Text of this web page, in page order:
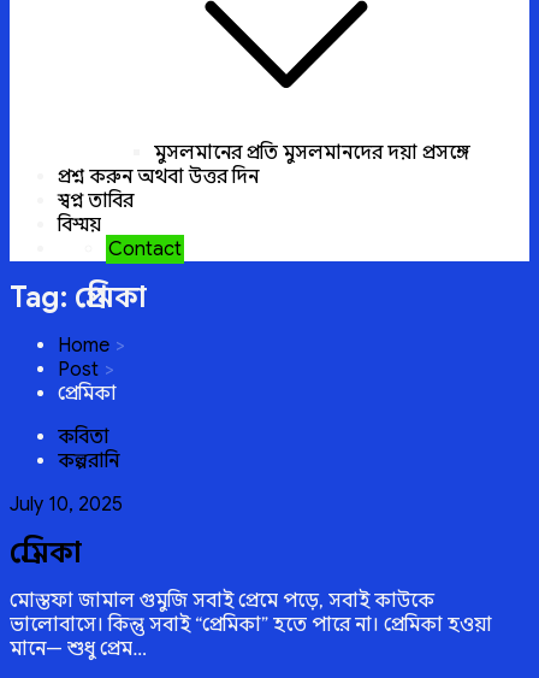
মুসলমানের প্রতি মুসলমানদের দয়া প্রসঙ্গে
প্রশ্ন করুন অথবা উত্তর দিন
স্বপ্ন তাবির
বিস্ময়
Contact
Tag: প্রেমিকা
Home
Post
প্রেমিকা
কবিতা
কল্পরানি
Posted
July 10, 2025
প্রেমিকা
মোস্তফা জামাল গুমুজি সবাই প্রেমে পড়ে, সবাই কাউকে
ভালোবাসে। কিন্তু সবাই “প্রেমিকা” হতে পারে না। প্রেমিকা হওয়া
মানে— শুধু প্রেম…